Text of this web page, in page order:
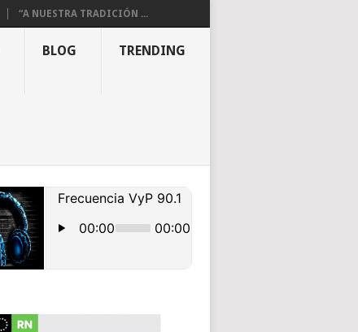
“A NUESTRA TRADICIÓN ...
BLOG TRENDING